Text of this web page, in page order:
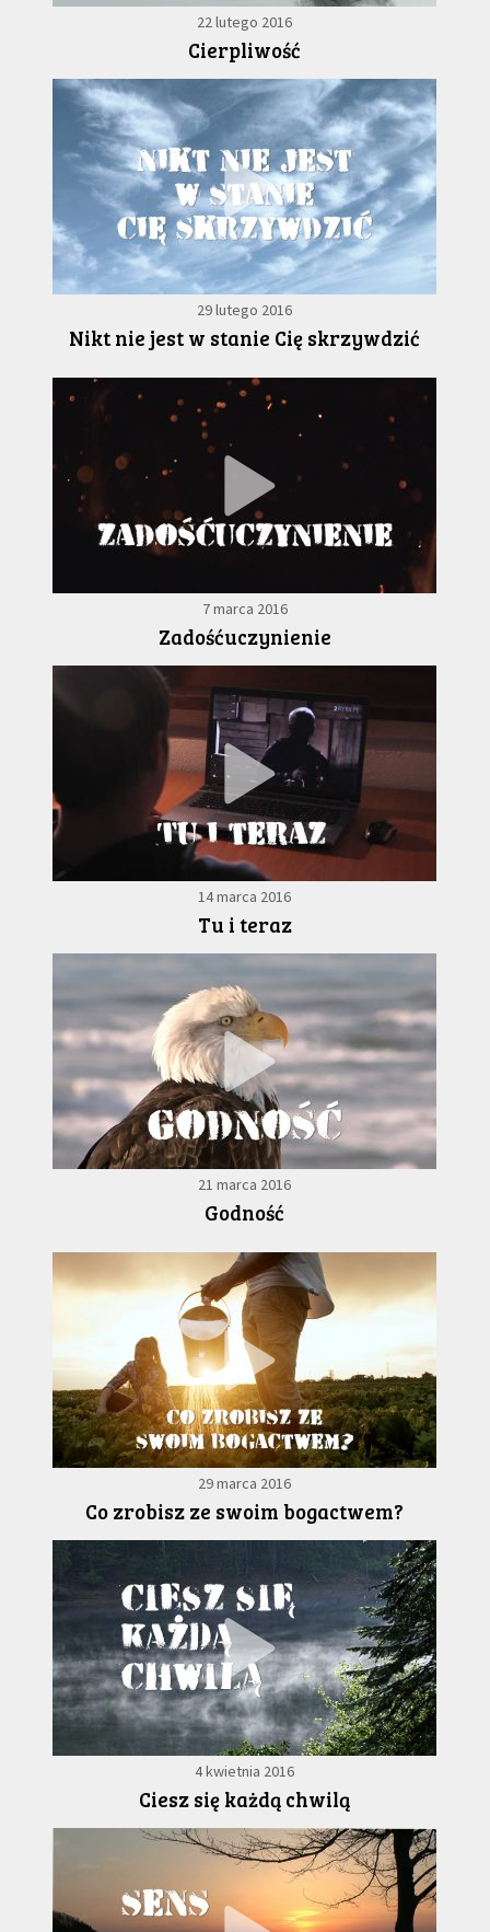
22 lutego 2016
Cierpliwość
29 lutego 2016
Nikt nie jest w stanie Cię skrzywdzić
7 marca 2016
Zadośćuczynienie
14 marca 2016
Tu i teraz
21 marca 2016
Godność
29 marca 2016
Co zrobisz ze swoim bogactwem?
4 kwietnia 2016
Ciesz się każdą chwilą